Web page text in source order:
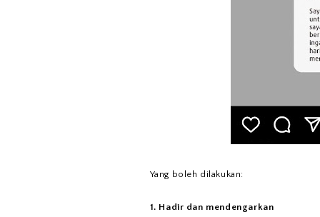
Yang boleh dilakukan:
1. Hadir dan mendengarkan